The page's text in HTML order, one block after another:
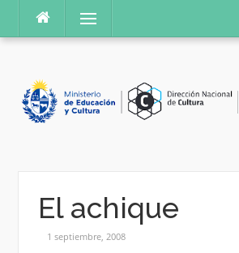
contenido
Menú
El achique
1 septiembre, 2008